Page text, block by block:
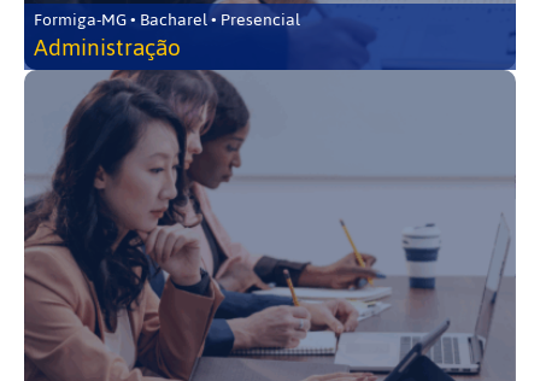
Formiga-MG • Bacharel • Presencial
Administração